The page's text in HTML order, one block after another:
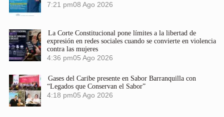
7:21 pm08 Ago 2026
La Corte Constitucional pone límites a la libertad de
expresión en redes sociales cuando se convierte en violencia
contra las mujeres
4:36 pm05 Ago 2026
Gases del Caribe presente en Sabor Barranquilla con
“Legados que Conservan el Sabor”
4:18 pm05 Ago 2026